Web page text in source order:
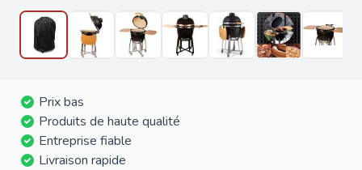
Prix bas
Produits de haute qualité
Entreprise fiable
Livraison rapide